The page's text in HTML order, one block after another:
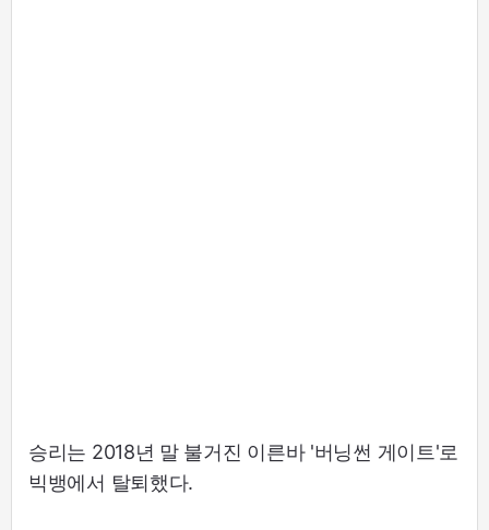
승리는 2018년 말 불거진 이른바 '버닝썬 게이트'로
빅뱅에서 탈퇴했다.